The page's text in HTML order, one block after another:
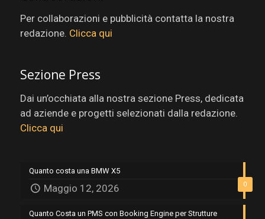
Per collaborazioni e pubblicità contatta la nostra
redazione. Clicca qui
Sezione Press
Dai un’occhiata alla nostra sezione Press, dedicata
ad aziende e progetti selezionati dalla redazione.
Clicca qui
0
Quanto costa una BMW X5
Maggio 12, 2026
Quanto Costa un PMS con Booking Engine per Strutture